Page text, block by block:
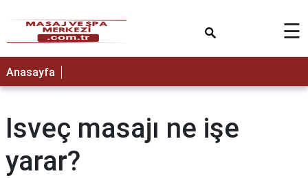
☰
Anasayfa
Isveç masajı ne işe
yarar?